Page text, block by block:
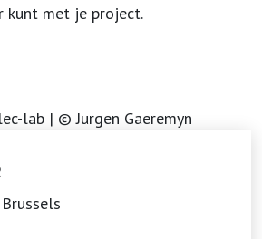
kunt met je project.
lab | © Jurgen Gaeremyn